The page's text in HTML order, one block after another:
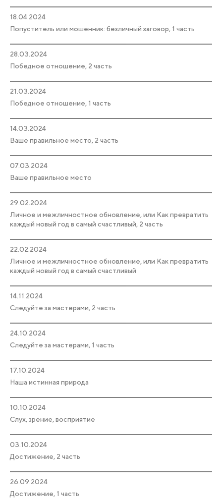
18.04.2024
Попуститель или мошенник: безличный заговор, 1 часть
28.03.2024
Победное отношение, 2 часть
21.03.2024
Победное отношение, 1 часть
14.03.2024
Ваше правильное место, 2 часть
07.03.2024
Ваше правильное место
29.02.2024
Личное и межличностное обновление, или Как превратить
каждый новый год в самый счастливый, 2 часть
22.02.2024
Личное и межличностное обновление, или Как превратить
каждый новый год в самый счастливый
14.11.2024
Следуйте за мастерами, 2 часть
24.10.2024
Следуйте за мастерами, 1 часть
17.10.2024
Наша истинная природа
10.10.2024
Слух, зрение, восприятие
03.10.2024
Достижение, 2 часть
26.09.2024
Достижение, 1 часть